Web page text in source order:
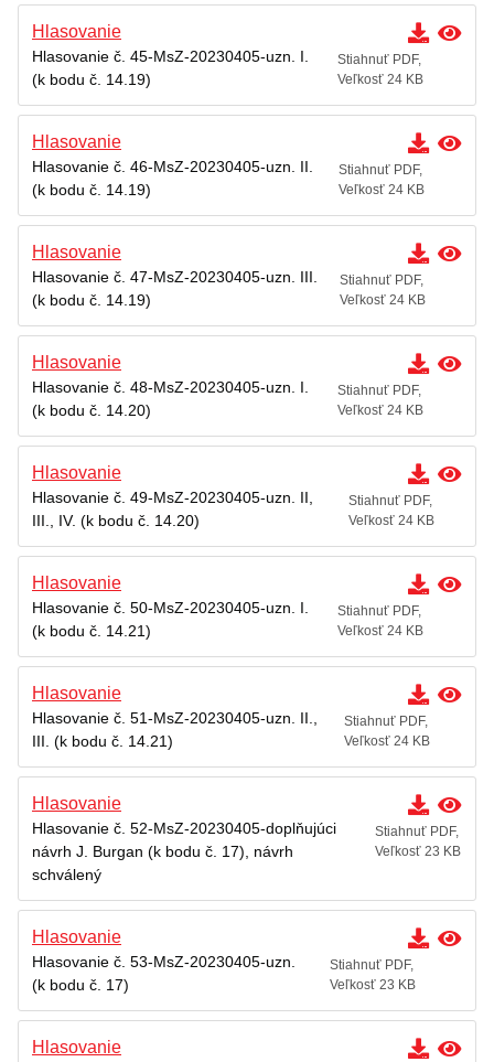
Hlasovanie
Hlasovanie č. 45-MsZ-20230405-uzn. I.
(k bodu č. 14.19)
Stiahnuť PDF,
Veľkosť 24 KB
Hlasovanie
Hlasovanie č. 46-MsZ-20230405-uzn. II.
(k bodu č. 14.19)
Stiahnuť PDF,
Veľkosť 24 KB
Hlasovanie
Hlasovanie č. 47-MsZ-20230405-uzn. III.
(k bodu č. 14.19)
Stiahnuť PDF,
Veľkosť 24 KB
Hlasovanie
Hlasovanie č. 48-MsZ-20230405-uzn. I.
(k bodu č. 14.20)
Stiahnuť PDF,
Veľkosť 24 KB
Hlasovanie
Hlasovanie č. 49-MsZ-20230405-uzn. II,
III., IV. (k bodu č. 14.20)
Stiahnuť PDF,
Veľkosť 24 KB
Hlasovanie
Hlasovanie č. 50-MsZ-20230405-uzn. I.
(k bodu č. 14.21)
Stiahnuť PDF,
Veľkosť 24 KB
Hlasovanie
Hlasovanie č. 51-MsZ-20230405-uzn. II.,
III. (k bodu č. 14.21)
Stiahnuť PDF,
Veľkosť 24 KB
Hlasovanie
Hlasovanie č. 52-MsZ-20230405-doplňujúci
návrh J. Burgan (k bodu č. 17), návrh
schválený
Stiahnuť PDF,
Veľkosť 23 KB
Hlasovanie
Hlasovanie č. 53-MsZ-20230405-uzn.
(k bodu č. 17)
Stiahnuť PDF,
Veľkosť 23 KB
Hlasovanie